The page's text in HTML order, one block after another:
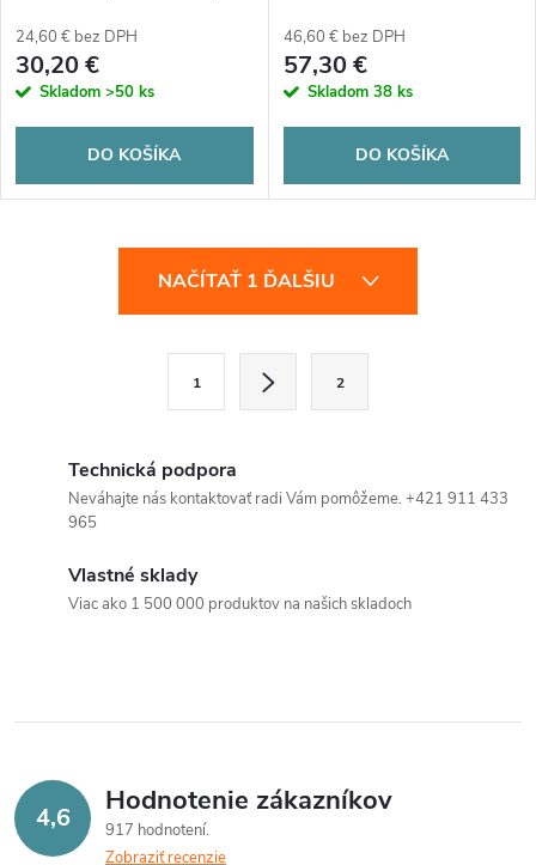
24,60 € bez DPH
30,20 €
Skladom >50 ks
DO KOŠÍKA
46,60 € bez DPH
57,30 €
Skladom 38 ks
DO KOŠÍKA
v
k
NAČÍTAŤ 1 ĎALŠIU
1 2
Technická podpora
Neváhajte nás kontaktovať radi Vám pomôžeme. +421 911 433
965
Vlastné sklady
Viac ako 1 500 000 produktov na našich skladoch
4,6 Hodnotenie zákazníkov
917 hodnotení
Zobraziť recenzie